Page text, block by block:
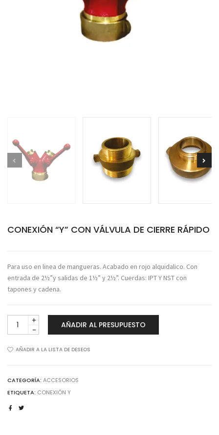
CONEXIÓN “Y” CON VÁLVULA DE CIERRE RÁPIDO
Para uso en linea de mangueras. Acabado en rojo alquidalico. Con
entrada de 2½”y salidas de 1½” y 2½”. Cuerdas: IPT Y NST con
tapones y cadena.
CONEXIÓN
VÁLVULA
RÁPIDO
cantidad
AÑADIR AL PRESUPUESTO
AÑADIR A LA LISTA DE DESEOS
CATEGORÍA: ACCESORIOS
ETIQUETA: CONEXIÓN Y